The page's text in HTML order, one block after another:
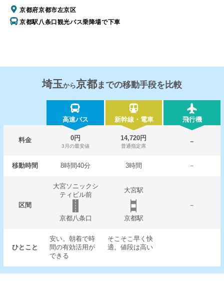
京都府京都市左京区
京都駅八条口観光バス乗降場で下車
埼玉から京都までの移動手段を比較
高速バス 新幹線・電車 飛行機
料金 0円
3月の最安値
14,720円
普通指定席
－
移動時間 8時間40分 3時間 －
区間
大宮ソニックシ
ティビル前
大宮駅
－
京都八条口
京都駅
ひとこと
安い。朝着で時
間の有効活用が
できる
そこそこ早く快
適。値段は高い